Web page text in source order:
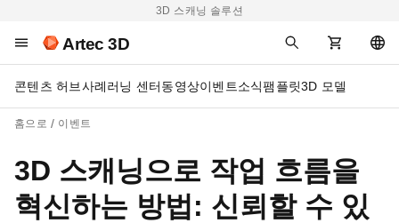
3D 스캐닝 솔루션
Artec 3D
콘텐츠 허브사례러닝 센터동영상이벤트소식팸플릿3D 모델
홈으로 이벤트
3D 스캐닝으로 작업 흐름을
혁신하는 방법: 신뢰할 수 있